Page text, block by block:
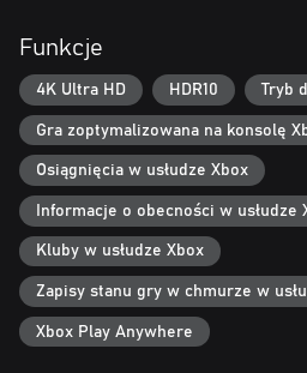
Funkcje
4K Ultra HD HDR10 Tryb
Gra zoptymalizowana na konsolę
Osiągnięcia w usłudze Xbox
Informacje o obecności w usłudze
Kluby w usłudze Xbox
Zapisy stanu gry w chmurze w
Xbox Play Anywhere